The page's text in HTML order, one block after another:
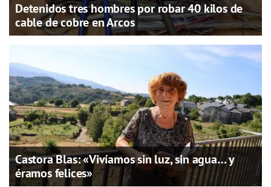
Detenidos tres hombres por robar 40 kilos de
cable de cobre en Arcos
Castora Blas: «Vivíamos sin luz, sin agua… y
éramos felices»